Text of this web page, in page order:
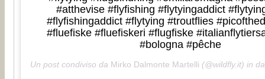
#atthevise #flyfishing #flytyingaddict
#flyfishingaddict #flytying #troutflies
#fluefiske #fluefiskeri #flugfiske
#bologna #pêche
Un post condiviso da Mirko Dalmonte Martelli (@wildfly.it) in